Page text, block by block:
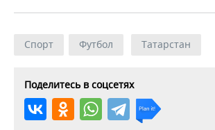
Спорт Футбол Татарстан
Поделитесь в соцсетях